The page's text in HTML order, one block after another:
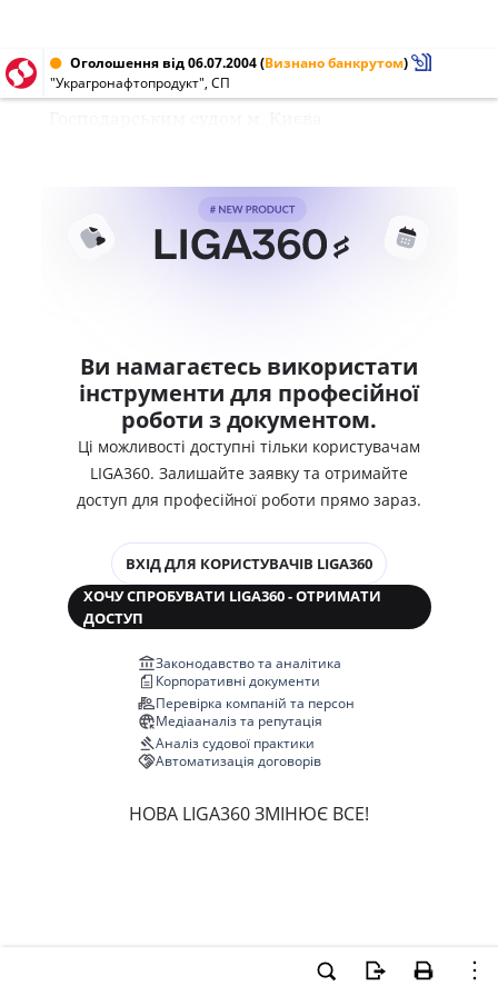
Оголошення від 06.07.2004(Визнано банкрутом)
"Украгронафтопродукт", СП
Ви намагаєтесь використати
інструменти для професійної
роботи з документом.
Ці можливості доступні тільки користувачам
LIGA360. Залишайте заявку та отримайте
доступ для професійної роботи прямо зараз.
ВХІД ДЛЯ КОРИСТУВАЧІВ LIGA360
ХОЧУ СПРОБУВАТИ LIGA360 - ОТРИМАТИ
ДОСТУП
Законодавство та аналітика
Корпоративні документи
Перевірка компаній та персон
Медіааналіз та репутація
Аналіз судової практики
Автоматизація договорів
НОВА LIGA360 ЗМІНЮЄ ВСЕ!